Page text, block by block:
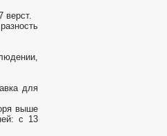
верст.
для
выше
с 13